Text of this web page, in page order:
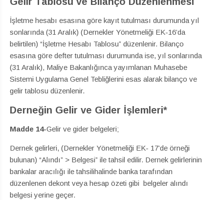
İşletme hesabı esasına göre kayıt tutulması durumunda yıl
sonlarında (31 Aralık) (Dernekler Yönetmeliği EK-16’da
belirtilen) “İşletme Hesabı Tablosu” düzenlenir. Bilanço
esasına göre defter tutulması durumunda ise, yıl sonlarında
(31 Aralık), Maliye Bakanlığınca yayımlanan Muhasebe
Sistemi Uygulama Genel Tebliğlerini esas alarak bilanço ve
gelir tablosu düzenlenir.
Derneğin Gelir ve Gider İşlemleri*
Madde 14-Gelir ve gider belgeleri;
Dernek gelirleri, (Dernekler Yönetmeliği EK- 17’de örneği
bulunan) “Alındı” > Belgesi” ile tahsil edilir. Dernek gelirlerinin
bankalar aracılığı ile tahsilihalinde banka tarafından
düzenlenen dekont veya hesap özeti gibi belgeler alındı
belgesi yerine geçer.